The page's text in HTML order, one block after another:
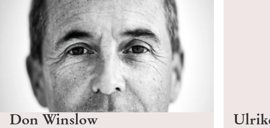
Don Winslow